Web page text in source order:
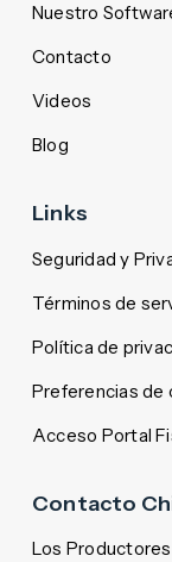
Nuestro
Contacto
Videos
Blog
Links
Seguridad y
Términos de
Política de
Preferencias de
Acceso Portal
Contacto
Los